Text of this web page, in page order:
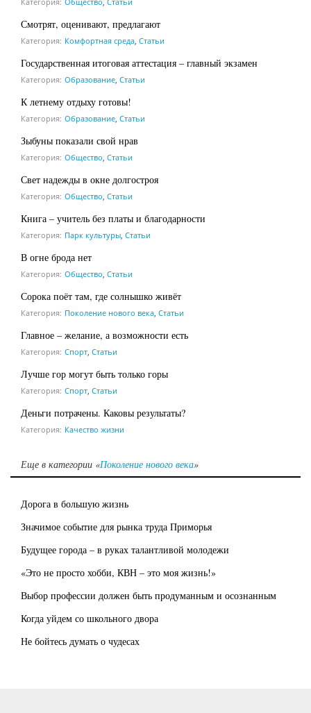
Смотрят, оценивают, предлагают
Категория: Комфортная среда Статьи
Государственная итоговая аттестация – главный экзамен
Категория: Образование Статьи
К летнему отдыху готовы!
Категория: Образование Статьи
Зыбуны показали свой нрав
Категория: Общество Статьи
Свет надежды в окне долгостроя
Категория: Общество Статьи
Книга – учитель без платы и благодарности
Категория: Парк культуры Статьи
В огне брода нет
Категория: Общество Статьи
Сорока поёт там, где солнышко живёт
Категория: Поколение нового века Статьи
Главное – желание, а возможности есть
Категория: Спорт Статьи
Лучше гор могут быть только горы
Категория: Спорт Статьи
Деньги потрачены. Каковы результаты?
Категория: Качество жизни
Еще в категории «Поколение нового века»
Дорога в большую жизнь
Значимое событие для рынка труда Приморья
Будущее города – в руках талантливой молодежи
«Это не просто хобби, КВН – это моя жизнь!»
Выбор профессии должен быть продуманным и осознанным
Когда уйдем со школьного двора
Не бойтесь думать о чудесах